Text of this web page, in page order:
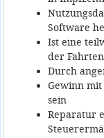
Software
Ist eine
der
Durch
Gewinn
sein
Reparatur